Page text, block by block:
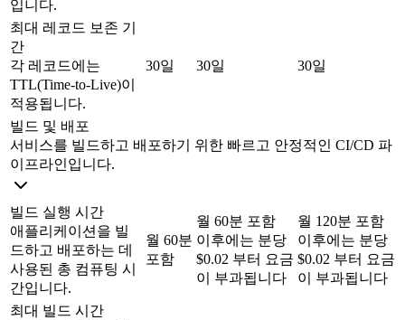
입니다.
최대 레코드 보존 기
간
각 레코드에는
TTL(Time-to-Live)이
적용됩니다.
30일 30일 30일
빌드 및 배포
서비스를 빌드하고 배포하기 위한 빠르고 안정적인 CI/CD 파
이프라인입니다.
빌드 실행 시간
애플리케이션을 빌
드하고 배포하는 데
사용된 총 컴퓨팅 시
간입니다.
월 60분
포함
월 60분 포함
이후에는 분당
$0.02 부터 요금
이 부과됩니다
월 120분 포함
이후에는 분당
$0.02 부터 요금
이 부과됩니다
최대 빌드 시간